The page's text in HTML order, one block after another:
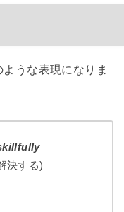
うな表現になりま
決する)